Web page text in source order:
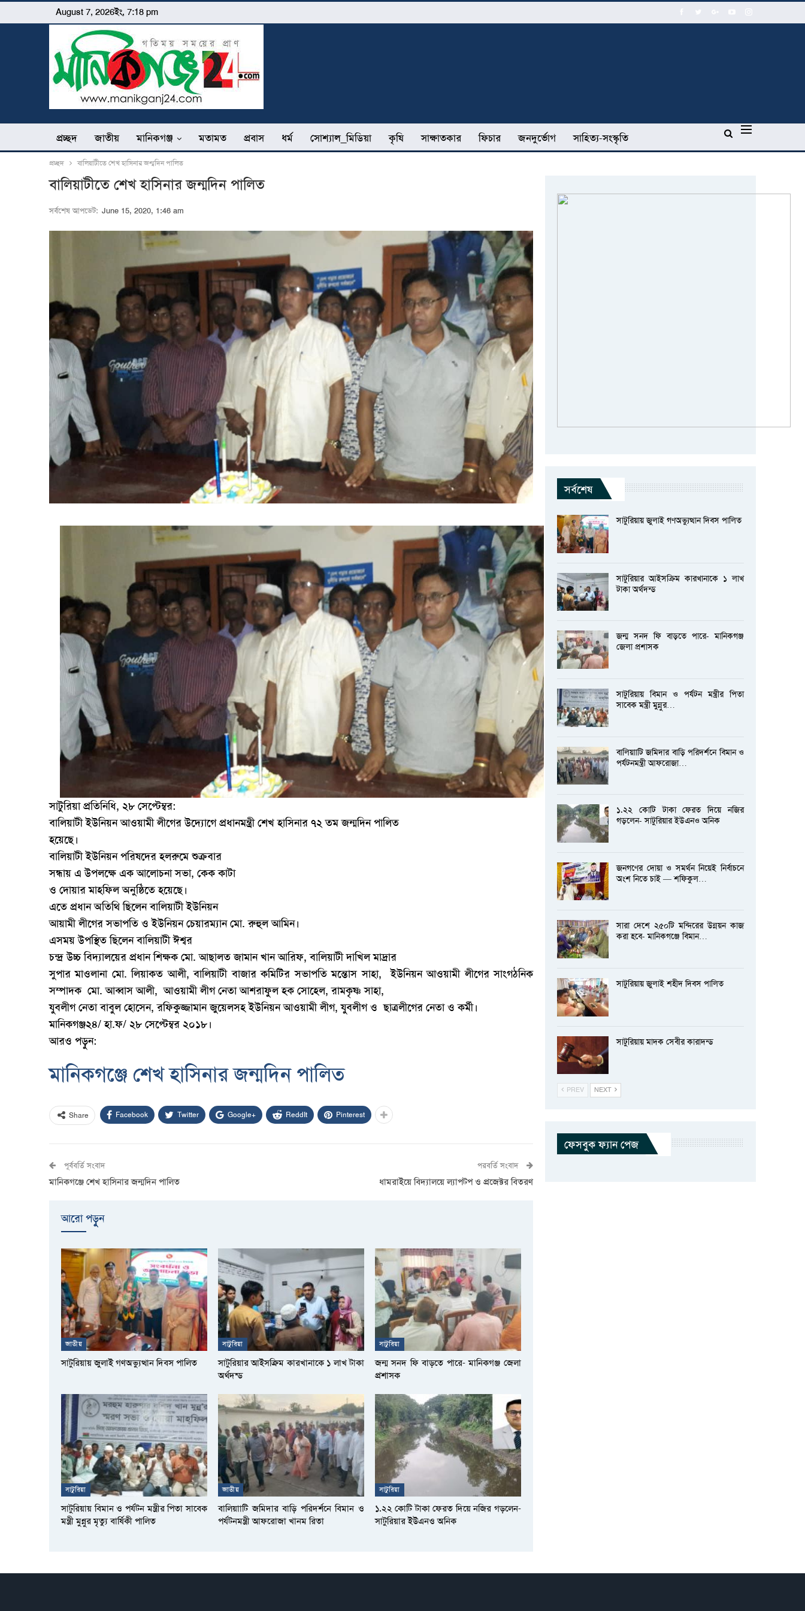
August 7, 2026ইং, 7:18 pm
প্রচ্ছদ জাতীয় মানিকগঞ্জ মতামত প্রবাস ধর্ম সোশ্যাল_মিডিয়া কৃষি সাক্ষাতকার ফিচার জনদুর্ভোগ সাহিত্য-সংস্কৃতি
প্রচ্ছদ বালিয়াটীতে শেখ হাসিনার জন্মদিন পালিত
বালিয়াটীতে শেখ হাসিনার জন্মদিন পালিত
সর্বশেষ আপডেট: June 15, 2020, 1:46 am
সাটুরিয়া প্রতিনিধি, ২৮ সেপ্টেম্বর:
বালিয়াটী ইউনিয়ন আওয়ামী লীগের উদ্যোগে প্রধানমন্ত্রী শেখ হাসিনার ৭২ তম জন্মদিন পালিত
হয়েছে।
বালিয়াটী ইউনিয়ন পরিষদের হলরুমে শুক্রবার
সন্ধায় এ উপলক্ষে এক আলোচনা সভা, কেক কাটা
ও দোয়ার মাহফিল অনুষ্ঠিতে হয়েছে।
এতে প্রধান অতিথি ছিলেন বালিয়াটী ইউনিয়ন
আয়ামী লীগের সভাপতি ও ইউনিয়ন চেয়ারম্যান মো. রুহুল আমিন।
এসময় উপস্থিত ছিলেন বালিয়াটী ঈশ্বর
চন্দ্র উচ্চ বিদ্যালয়ের প্রধান শিক্ষক মো. আছালত জামান খান আরিফ, বালিয়াটী দাখিল মাদ্রার
সুপার মাওলানা মো. লিয়াকত আলী, বালিয়াটী বাজার কমিটির সভাপতি মন্তোস সাহা,
ইউনিয়ন আওয়ামী লীগের সাংগঠনিক
সম্পাদক মো. আব্বাস আলী, আওয়ামী লীগ নেতা আশরাফুল হক সোহেল, রামকৃষ্ণ সাহা,
যুবলীগ নেতা বাবুল হোসেন, রফিকুজ্জামান জুয়েলসহ ইউনিয়ন আওয়ামী লীগ, যুবলীগ ও ছাত্রলীগের নেতা ও কর্মী।
মানিকগঞ্জ২৪/ হা.ফ/ ২৮ সেপ্টেম্বর ২০১৮।
আরও পড়ুন:
মানিকগঞ্জে শেখ হাসিনার জন্মদিন পালিত
Share Facebook Twitter Google+ ReddIt Pinterest
পূর্ববর্তি সংবাদ
মানিকগঞ্জে শেখ হাসিনার জন্মদিন পালিত
পরবর্তি সংবাদ
ধামরাইয়ে বিদ্যালয়ে ল্যাপটপ ও প্রজেক্টর বিতরণ
আরো পড়ুুন
জাতীয়
সাটুরিয়ায় জুলাই গণঅভ্যুত্থান দিবস পালিত
সাটুরিয়া
সাটুরিয়ার আইসক্রিম কারখানাকে ১ লাখ টাকা
অর্থদন্ড
সাটুরিয়া
জন্ম সনদ ফি বাড়তে পারে- মানিকগঞ্জ জেলা
প্রশাসক
সাটুরিয়া
সাটুরিয়ায় বিমান ও পর্যটন মন্ত্রীর পিতা সাবেক
মন্ত্রী মুন্নুর মৃত্যু বার্ষিকী পালিত
জাতীয়
বালিয়াাটি জমিদার বাড়ি পরিদর্শনে বিমান ও
পর্যটনমন্ত্রী আফরোজা খানম রিতা
সাটুরিয়া
১.২২ কোটি টাকা ফেরত দিয়ে নজির গড়লেন-
সাটুরিয়ার ইউএনও অনিক
সর্বশেষ
সাটুরিয়ায় জুলাই গণঅভ্যুত্থান দিবস পালিত
সাটুরিয়ার আইসক্রিম কারখানাকে ১ লাখ
টাকা অর্থদন্ড
জন্ম সনদ ফি বাড়তে পারে- মানিকগঞ্জ
জেলা প্রশাসক
সাটুরিয়ায় বিমান ও পর্যটন মন্ত্রীর পিতা
সাবেক মন্ত্রী মুন্নুর…
বালিয়াাটি জমিদার বাড়ি পরিদর্শনে বিমান ও
পর্যটনমন্ত্রী আফরোজা…
১.২২ কোটি টাকা ফেরত দিয়ে নজির
গড়লেন- সাটুরিয়ার ইউএনও অনিক
জনগণের দোয়া ও সমর্থন নিয়েই নির্বাচনে
অংশ নিতে চাই — শফিকুল…
সারা দেশে ২৫০টি মন্দিরের উন্নয়ন কাজ
করা হবে- মানিকগঞ্জে বিমান…
সাটুরিয়ায় জুলাই শহীদ দিবস পালিত
সাটুরিয়ায় মাদক সেবীর কারাদন্ড
PREV NEXT
ফেসবুক ফ্যান পেজ